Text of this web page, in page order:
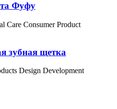
Фуфу
зубная щетка